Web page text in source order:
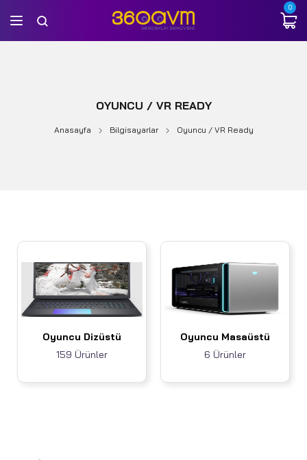
0
OYUNCU / VR READY
Anasayfa Bilgisayarlar Oyuncu / VR Ready
Oyuncu Dizüstü
159 Ürünler
Oyuncu Masaüstü
6 Ürünler